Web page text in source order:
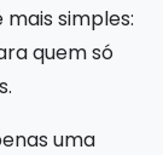
simples:
quem só
uma